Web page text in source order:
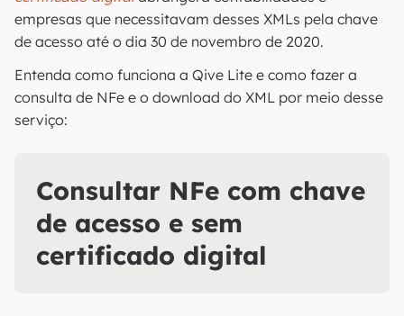
empresas que necessitavam desses XMLs pela chave
de acesso até o dia 30 de novembro de 2020.
Entenda como funciona a Qive Lite e como fazer a
consulta de NFe e o download do XML por meio desse
serviço:
Consultar NFe com chave
de acesso e sem
certificado digital